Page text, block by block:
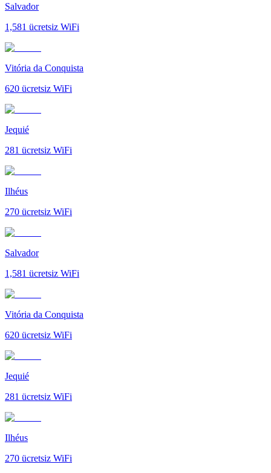
Salvador
1,581 ücretsiz WiFi
Vitória da Conquista
620 ücretsiz WiFi
Jequié
281 ücretsiz WiFi
Ilhéus
270 ücretsiz WiFi
Salvador
1,581 ücretsiz WiFi
Vitória da Conquista
620 ücretsiz WiFi
Jequié
281 ücretsiz WiFi
Ilhéus
270 ücretsiz WiFi